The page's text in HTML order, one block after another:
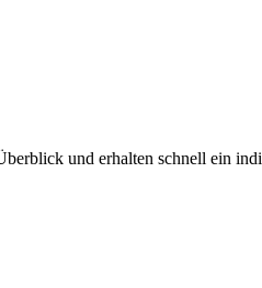
und erhalten schnell ein